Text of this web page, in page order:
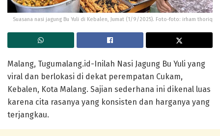
Suasana nasi jagung Bu Yuli di Kebalen, Jumat (1/9/2025). Foto-foto: irham thoriq
Malang, Tugumalang.id-Inilah Nasi Jagung Bu Yuli yang
viral dan berlokasi di dekat perempatan Cukam,
Kebalen, Kota Malang. Sajian sederhana ini dikenal luas
karena cita rasanya yang konsisten dan harganya yang
terjangkau.